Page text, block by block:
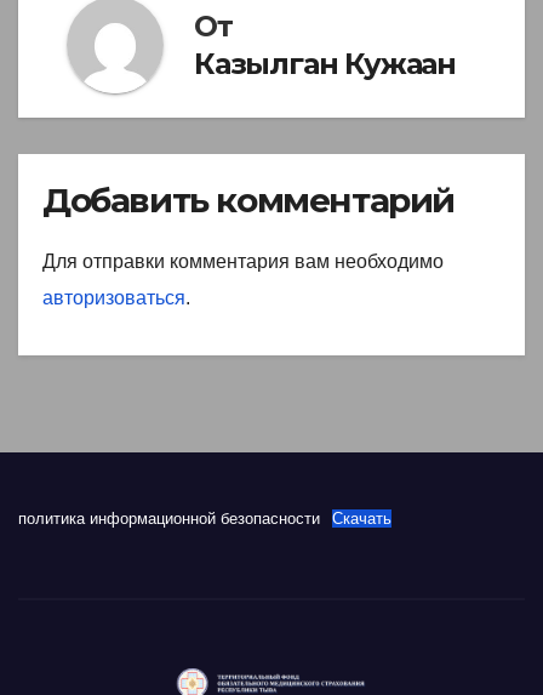
От
Казылган Кужаан
Добавить комментарий
Для отправки комментария вам необходимо
авторизоваться.
политика информационной безопасности Скачать